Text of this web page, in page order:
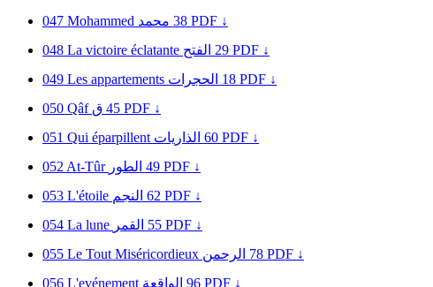
047 Mohammed محمد 38 PDF ↓
048 La victoire éclatante الفتح 29 PDF ↓
049 Les appartements الحجرات 18 PDF ↓
050 Qâf ق 45 PDF ↓
051 Qui éparpillent الذاريات 60 PDF ↓
052 At-Tûr الطور 49 PDF ↓
053 L'étoile النجم 62 PDF ↓
054 La lune القمر 55 PDF ↓
055 Le Tout Miséricordieux الرحمن 78 PDF ↓
056 L'evénement الواقعة 96 PDF ↓